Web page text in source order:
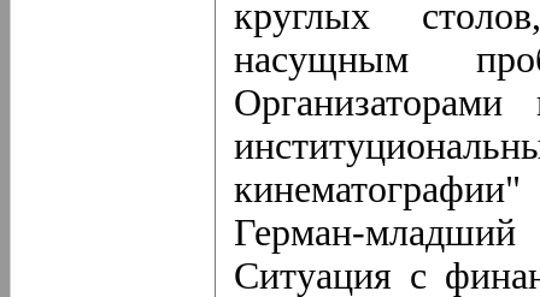
круглых
насущным
Герман-
Ситуация с